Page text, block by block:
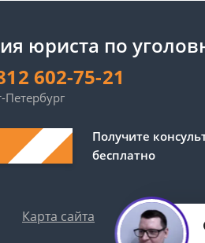
юриста по
602-75-21
Петербург
Получите
бесплатно
Карта сайта
юрист-